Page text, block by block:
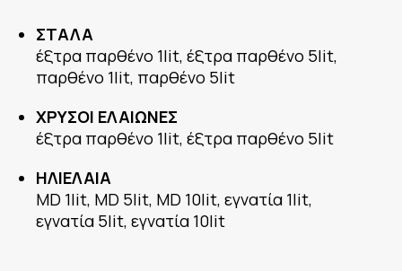
ΣΤΑΛΑ
έξτρα παρθένο 1lit, έξτρα παρθένο 5lit,
παρθένο 1lit, παρθένο 5lit
ΧΡΥΣΟΙ ΕΛΑΙΩΝΕΣ
έξτρα παρθένο 1lit, έξτρα παρθένο 5lit
ΗΛΙΕΛΑΙΑ
MD 1lit, MD 5lit, MD 10lit, εγνατία 1lit,
εγνατία 5lit, εγνατία 10lit